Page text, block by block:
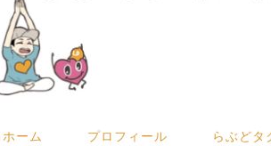
ホーム プロフィール らぶどタ